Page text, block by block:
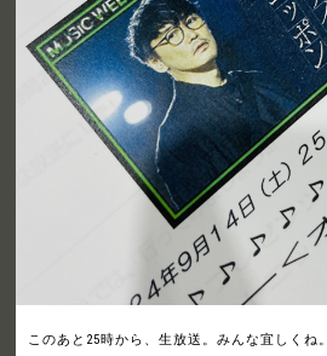
このあと25時から、生放送。みんな宜しくね。